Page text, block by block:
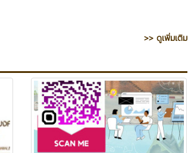
>> ดูเพิ่มเติม